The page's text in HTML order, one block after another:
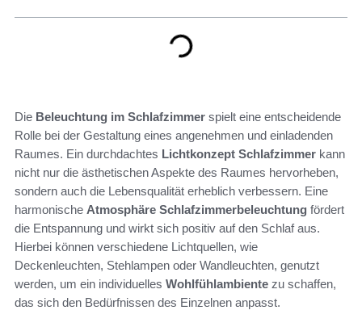
Die Beleuchtung im Schlafzimmer spielt eine entscheidende
Rolle bei der Gestaltung eines angenehmen und einladenden
Raumes. Ein durchdachtes Lichtkonzept Schlafzimmer kann
nicht nur die ästhetischen Aspekte des Raumes hervorheben,
sondern auch die Lebensqualität erheblich verbessern. Eine
harmonische Atmosphäre Schlafzimmerbeleuchtung fördert
die Entspannung und wirkt sich positiv auf den Schlaf aus.
Hierbei können verschiedene Lichtquellen, wie
Deckenleuchten, Stehlampen oder Wandleuchten, genutzt
werden, um ein individuelles Wohlfühlambiente zu schaffen,
das sich den Bedürfnissen des Einzelnen anpasst.